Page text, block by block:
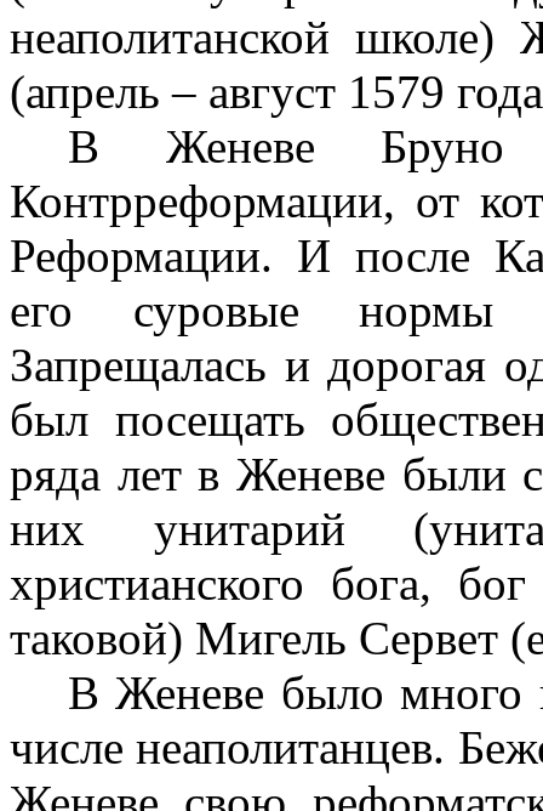
неаполитанской школе)
(апрель – август 1579
В Женеве Бруно
Контрреформации, от
Реформации. И после
его суровые нормы
Запрещалась и дорогая
был посещать
ряда лет в Женеве были
них унитарий
христианского бога,
таковой) Мигель Сервет
В Женеве было много
числе неаполитанцев.